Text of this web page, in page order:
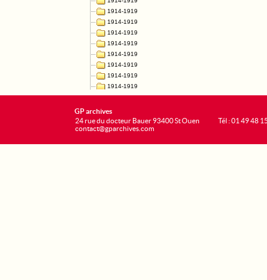
GP archives
24 rue du docteur Bauer 93400 St Ouen
contact@gparchives.com
Tél : 01 49 48